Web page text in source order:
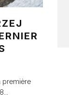
première